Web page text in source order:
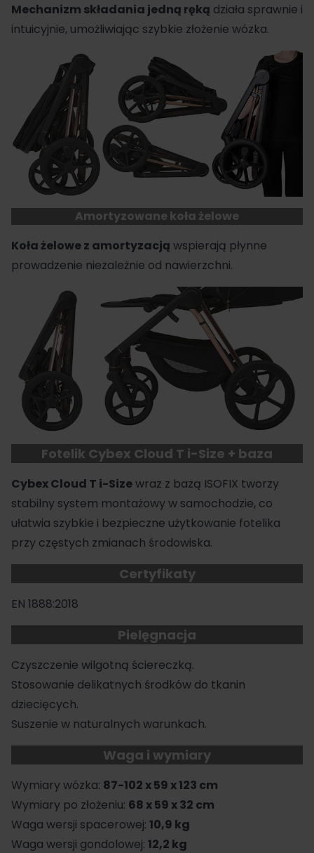
Mechanizm składania jedną ręką działa sprawnie i
intuicyjnie, umożliwiając szybkie złożenie wózka.
Amortyzowane koła żelowe
Koła żelowe z amortyzacją wspierają płynne
prowadzenie niezależnie od nawierzchni.
Fotelik Cybex Cloud T i-Size + baza
Cybex Cloud T i-Sizewraz z bazą ISOFIX tworzy
stabilny system montażowy w samochodzie, co
ułatwia szybkie i bezpieczne użytkowanie fotelika
przy częstych zmianach środowiska.
Certyfikaty
EN 1888:2018
Pielęgnacja
Czyszczenie wilgotną ściereczką.
Stosowanie delikatnych środków do tkanin
dziecięcych.
Suszenie w naturalnych warunkach.
Waga i wymiary
Wymiary wózka: 87-102 x 59 x 123 cm
Wymiary po złożeniu: 68 x 59 x 32 cm
Waga wersji spacerowej: 10,9 kg
Waga wersji gondolowej: 12,2 kg